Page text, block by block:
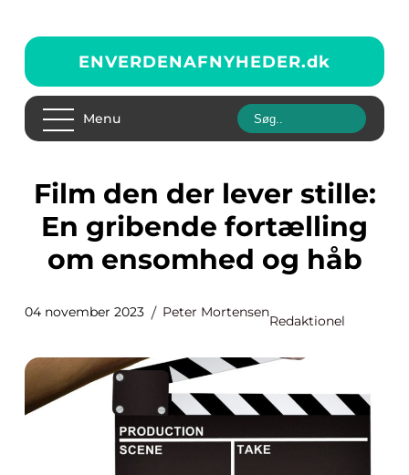
ENVERDENAFNYHEDER.dk
Menu
Film den der lever stille:
En gribende fortælling
om ensomhed og håb
04 november 2023 Peter Mortensen
Redaktionel